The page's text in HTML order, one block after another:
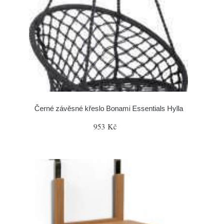
Černé závěsné křeslo Bonami Essentials Hylla
953 Kč